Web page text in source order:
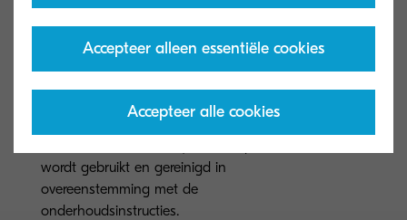
Garantie
Standaard 1 jaar garantie. KYOCERA
garantie van 3 jaar of maximaal 500.000
pagina’s (afhankelijk van welke situatie
wordt gebruikt en gereinigd in
overeenstemming met de
onderhoudsinstructies.
Accepteer alleen essentiële cookies
Accepteer alle cookies